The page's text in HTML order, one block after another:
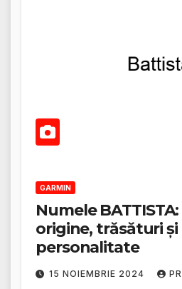
GARMIN
Numele
origine, trăsături și
personalitate
15 NOIEMBRIE 2024